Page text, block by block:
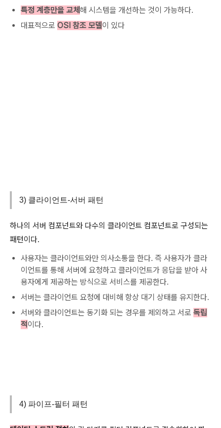
특정 계층만을 교체 해 시스템을 개선하는 것이 가능하다.
대표적으로 OSI 참조 모델이 있다
3) 클라이언트-서버 패턴
하나의 서버 컴포넌트와 다수의 클라이언트 컴포넌트로 구성되는
패턴이다.
사용자는 클라이언트와만 의사소통을 한다. 즉 사용자가 클라
이언트를 통해 서버에 요청하고 클라이언트가 응답을 받아 사
용자에게 제공하는 방식으로 서비스를 제공한다.
서버는 클라이언트 요청에 대비해 항상 대기 상태를 유지한다.
서버와 클라이언트는 동기화 되는 경우를 제외하고 서로 독립
적이다.
4) 파이프-필터 패턴